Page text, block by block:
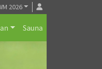
2026
Sauna